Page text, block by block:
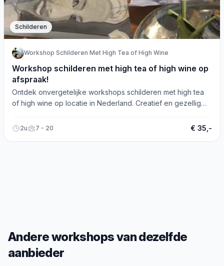
Schilderen
Workshop Schilderen Met High Tea of High Wine
Workshop schilderen met high tea of high wine op
afspraak!
Ontdek onvergetelijke workshops schilderen met high tea
of high wine op locatie in Nederland. Creatief en gezellig
2u 7 - 20 € 35,-
Andere workshops van dezelfde
aanbieder